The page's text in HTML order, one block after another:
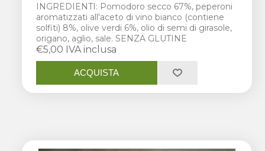
INGREDIENTI: Pomodoro secco 67%, peperoni
aromatizzati all'aceto di vino bianco (contiene
solfiti) 8%, olive verdi 6%, olio di semi di girasole,
origano, aglio, sale. SENZA GLUTINE
€5,00 IVA inclusa
ACQUISTA